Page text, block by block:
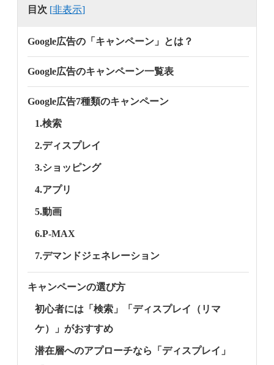
目次 [非表示]
Google広告の「キャンペーン」とは？
Google広告のキャンペーン一覧表
Google広告7種類のキャンペーン
1.検索
2.ディスプレイ
3.ショッピング
4.アプリ
5.動画
6.P-MAX
7.デマンドジェネレーション
キャンペーンの選び方
初心者には「検索」「ディスプレイ（リマ
ケ）」がおすすめ
潜在層へのアプローチなら「ディスプレイ」